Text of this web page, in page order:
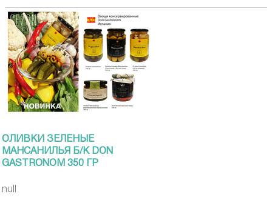
ОЛИВКИ ЗЕЛЕНЫЕ
МАНСАНИЛЬЯ Б/К DON
GASTRONOM 350 ГР
null